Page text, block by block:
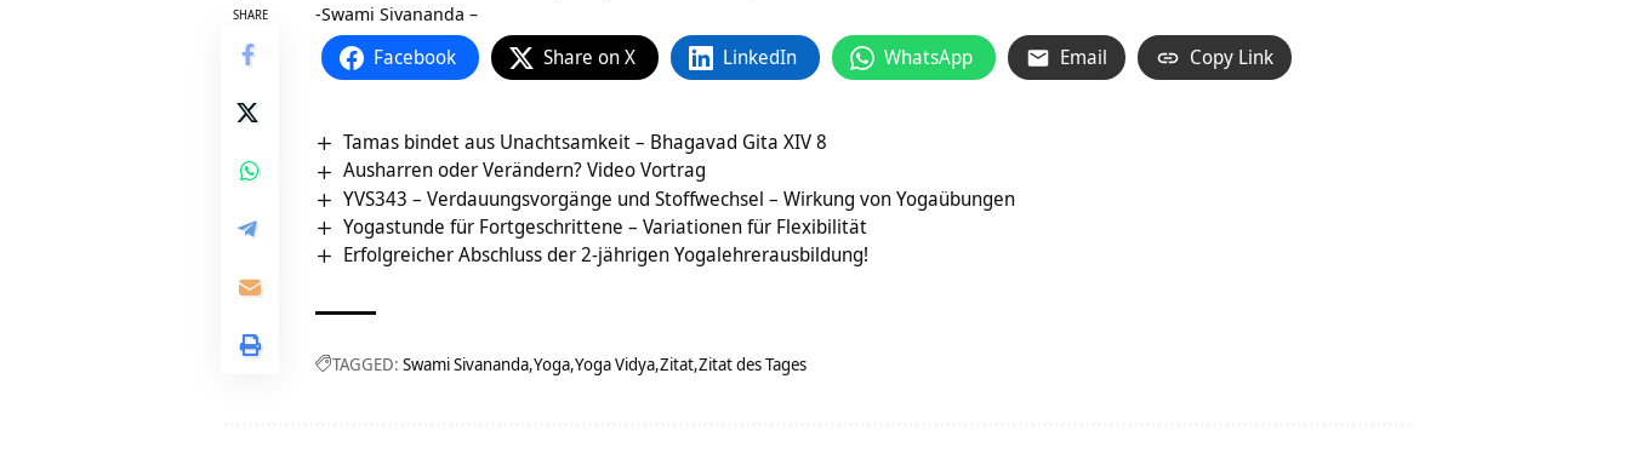
SHARE
-Swami Sivananda –
Facebook Share on X LinkedIn WhatsApp Email Copy Link
Tamas bindet aus Unachtsamkeit – Bhagavad Gita XIV 8
Ausharren oder Verändern? Video Vortrag
YVS343 – Verdauungsvorgänge und Stoffwechsel – Wirkung von Yogaübungen
Yogastunde für Fortgeschrittene – Variationen für Flexibilität
Erfolgreicher Abschluss der 2-jährigen Yogalehrerausbildung!
TAGGED: Swami Sivananda Yoga Yoga Vidya Zitat Zitat des Tages